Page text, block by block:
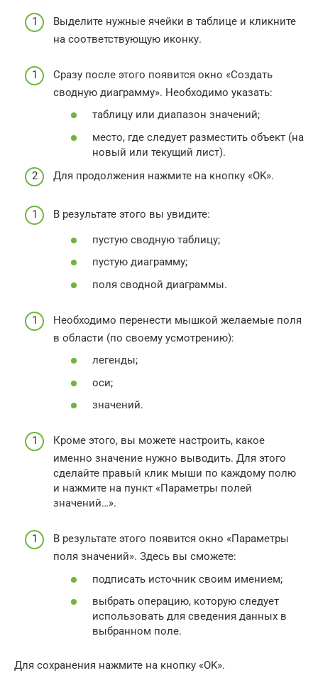
Выделите нужные ячейки в таблице и кликните
на соответствующую иконку.
Сразу после этого появится окно «Создать
сводную диаграмму». Необходимо указать:
таблицу или диапазон значений;
место, где следует разместить объект (на
новый или текущий лист).
Для продолжения нажмите на кнопку «OK».
В результате этого вы увидите:
пустую сводную таблицу;
пустую диаграмму;
поля сводной диаграммы.
Необходимо перенести мышкой желаемые поля
в области (по своему усмотрению):
легенды;
оси;
значений.
Кроме этого, вы можете настроить, какое
именно значение нужно выводить. Для этого
сделайте правый клик мыши по каждому полю
и нажмите на пункт «Параметры полей
значений…».
В результате этого появится окно «Параметры
поля значений». Здесь вы сможете:
подписать источник своим имением;
выбрать операцию, которую следует
использовать для сведения данных в
выбранном поле.
Для сохранения нажмите на кнопку «OK».